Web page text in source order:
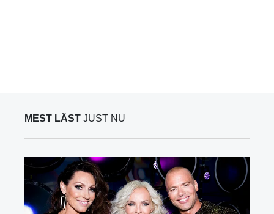
MEST LÄST JUST NU